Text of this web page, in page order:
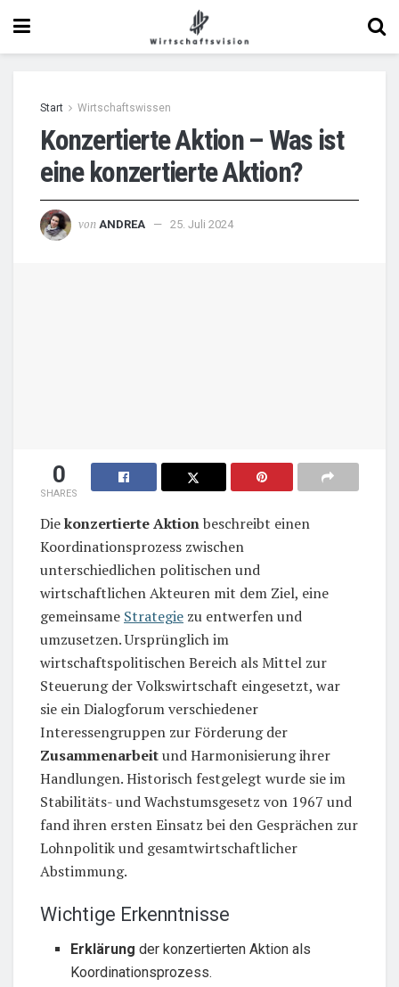
Start Wirtschaftswissen
Konzertierte Aktion – Was ist
eine konzertierte Aktion?
von ANDREA 25. Juli 2024
0
SHARES
Diekonzertierte Aktionbeschreibt einen
Koordinationsprozess zwischen
unterschiedlichen politischen und
wirtschaftlichen Akteuren mit dem Ziel, eine
gemeinsame Strategie zu entwerfen und
umzusetzen. Ursprünglich im
wirtschaftspolitischen Bereich als Mittel zur
Steuerung der Volkswirtschaft eingesetzt, war
sie ein Dialogforum verschiedener
Interessengruppen zur Förderung der
Zusammenarbeitund Harmonisierung ihrer
Handlungen. Historisch festgelegt wurde sie im
Stabilitäts- und Wachstumsgesetz von 1967 und
fand ihren ersten Einsatz bei den Gesprächen zur
Lohnpolitik und gesamtwirtschaftlicher
Abstimmung.
Wichtige Erkenntnisse
Erklärung der konzertierten Aktion als
Koordinationsprozess.